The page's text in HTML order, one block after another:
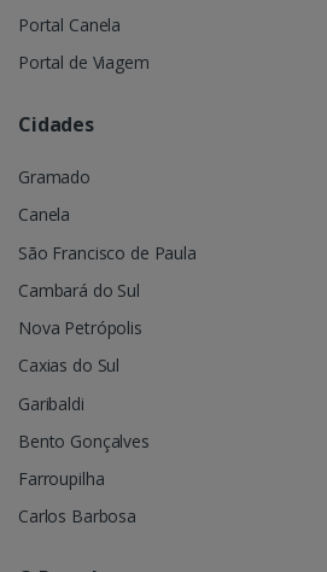
Portal Canela
Portal de Viagem
Cidades
Gramado
Canela
São Francisco de Paula
Cambará do Sul
Nova Petrópolis
Caxias do Sul
Garibaldi
Bento Gonçalves
Farroupilha
Carlos Barbosa